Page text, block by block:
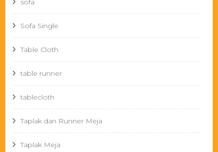
sofa
Sofa Single
Table Cloth
table runner
tablecloth
Taplak dan Runner Meja
Taplak Meja